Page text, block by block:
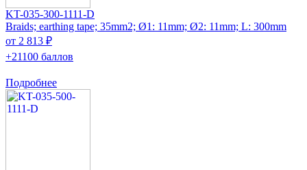
KT-035-300-1111-D
Braids; earthing tape; 35mm2; Ø1: 11mm; Ø2: 11mm; L: 300mm
от 2 813 ₽
+21100 баллов
Подробнее